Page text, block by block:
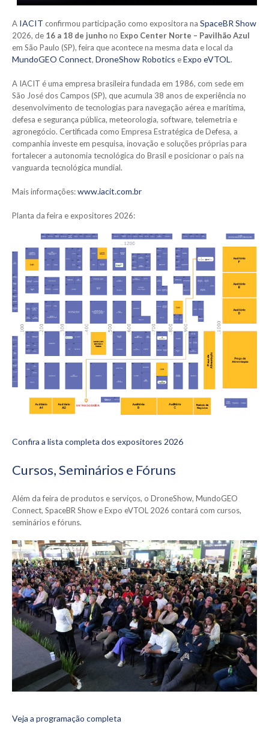
A IACIT confirmou participação como expositora na SpaceBR Show
2026, de 16 a 18 de junhono Expo Center Norte – Pavilhão Azul
em São Paulo (SP), feira que acontece na mesma data e local da
MundoGEO Connect, DroneShow Robotics eExpo eVTOL.
A IACIT é uma empresa brasileira fundada em 1986, com sede em
São José dos Campos (SP), que acumula 38 anos de experiência no
desenvolvimento de tecnologias para navegação aérea e marítima,
defesa e segurança pública, meteorologia, software, telemetria e
agronegócio. Certificada como Empresa Estratégica de Defesa, a
companhia investe em pesquisa, inovação e soluções próprias para
fortalecer a autonomia tecnológica do Brasil e posicionar o país na
vanguarda tecnológica mundial.
Mais informações:www.iacit.com.br
Planta da feira e expositores 2026:
Confira a lista completa dos expositores 2026
Cursos, Seminários e Fóruns
Além da feira de produtos e serviços, o DroneShow, MundoGEO
Connect, SpaceBR Show e Expo eVTOL 2026 contará com cursos,
seminários e fóruns.
Veja a programação completa